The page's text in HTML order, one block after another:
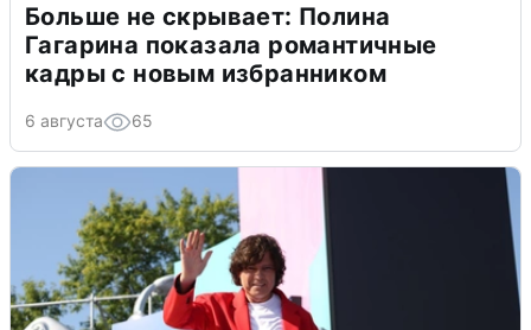
Больше не скрывает: Полина
Гагарина показала романтичные
кадры с новым избранником
6 августа 65